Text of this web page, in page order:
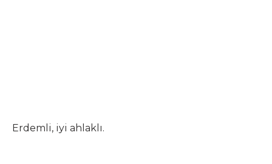
Erdemli, iyi ahlaklı.